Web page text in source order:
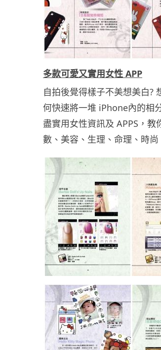
多款可愛又實用女性 APP
自拍後覺得樣子不美想美白?
何快速將一堆 iPhone內的相
盡實用女性資訊及 APPS，
數、美容、生理、命理、時